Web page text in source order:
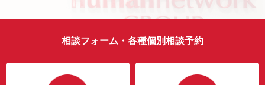
相談フォーム・各種個別相談予約